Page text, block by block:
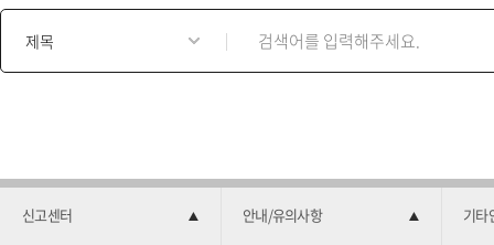
게
식
신고센터 안내/유의사항 기타